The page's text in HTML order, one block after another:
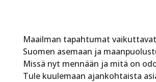
Maailman tapahtumat
Suomen asemaan ja
Missä nyt mennään ja mitä on
Tule kuulemaan ajankohtaista